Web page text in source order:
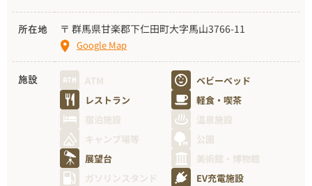
所在地 〒 群馬県甘楽郡下仁田町大字馬山3766-11
Google Map
施設 ATM
ベビーベッド
レストラン
軽食・喫茶
宿泊施設
温泉施設
キャンプ場等
公園
展望台
美術館・博物館
ガソリンスタンド
EV充電施設